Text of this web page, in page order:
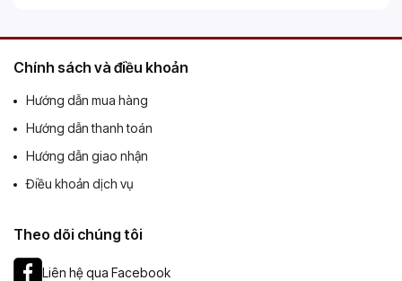
Chính sách và điều khoản
Hướng dẫn mua hàng
Hướng dẫn thanh toán
Hướng dẫn giao nhận
Điều khoản dịch vụ
Theo dõi chúng tôi
Liên hệ qua Facebook